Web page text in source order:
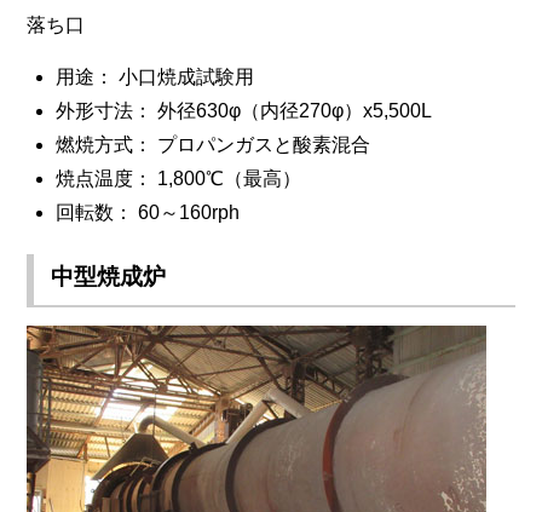
用途： 小口焼成試験用
外形寸法： 外径630φ（内径270φ）x5,500L
燃焼方式： プロパンガスと酸素混合
焼点温度： 1,800℃（最高）
回転数： 60～160rph
落ち口
中型焼成炉